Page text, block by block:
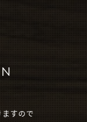
すので